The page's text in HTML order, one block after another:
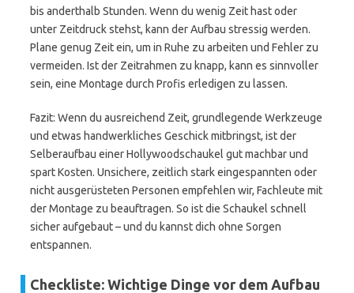
bis anderthalb Stunden. Wenn du wenig Zeit hast oder
unter Zeitdruck stehst, kann der Aufbau stressig werden.
Plane genug Zeit ein, um in Ruhe zu arbeiten und Fehler zu
vermeiden. Ist der Zeitrahmen zu knapp, kann es sinnvoller
sein, eine Montage durch Profis erledigen zu lassen.
Fazit: Wenn du ausreichend Zeit, grundlegende Werkzeuge
und etwas handwerkliches Geschick mitbringst, ist der
Selberaufbau einer Hollywoodschaukel gut machbar und
spart Kosten. Unsichere, zeitlich stark eingespannten oder
nicht ausgerüsteten Personen empfehlen wir, Fachleute mit
der Montage zu beauftragen. So ist die Schaukel schnell
sicher aufgebaut – und du kannst dich ohne Sorgen
entspannen.
Checkliste: Wichtige Dinge vor dem Aufbau